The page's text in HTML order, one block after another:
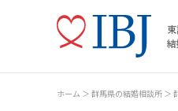
ホーム 群馬県の結婚相談所